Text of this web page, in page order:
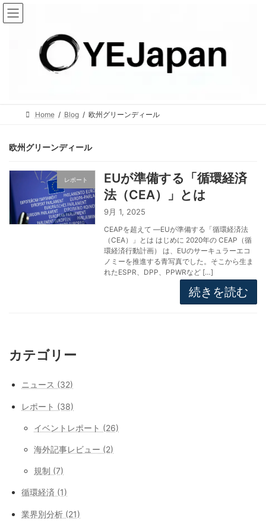
コ
ン
ナ
ビ
Home Blog 欧州グリーンディール
欧州グリーンディール
レポート
EUが準備する「循環経済
法（CEA）」とは
9月 1, 2025
CEAPを超えて ―EUが準備する「循環経済法
（CEA）」とは はじめに 2020年の CEAP（循
環経済行動計画） は、EUのサーキュラーエコ
ノミーを推進する青写真でした。そこから生ま
れたESPR、DPP、PPWRなど […]
続きを読む
カテゴリー
ニュース (32)
レポート (38)
イベントレポート (26)
海外記事レビュー (2)
規制 (7)
循環経済 (1)
業界別分析 (21)